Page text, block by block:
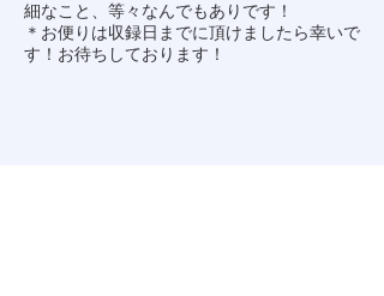
細なこと、等々なんでもありです！
＊お便りは収録日までに頂けましたら幸いで
す！お待ちしております！